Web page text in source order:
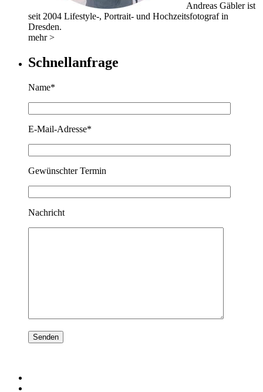
Andreas Gäbler ist
seit 2004 Lifestyle-, Portrait- und Hochzeitsfotograf in
Dresden.
mehr >
Schnellanfrage
Name*
E-Mail-Adresse*
Gewünschter Termin
Nachricht